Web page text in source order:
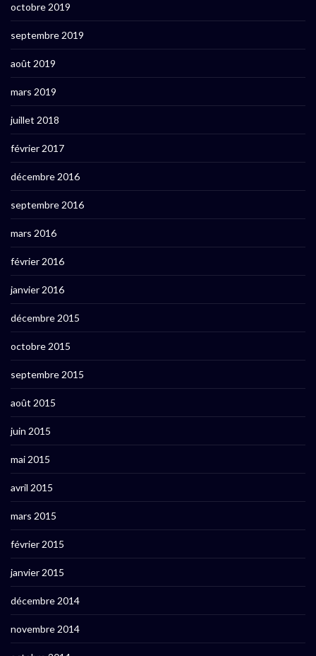
octobre 2019
septembre 2019
août 2019
mars 2019
juillet 2018
février 2017
décembre 2016
septembre 2016
mars 2016
février 2016
janvier 2016
décembre 2015
octobre 2015
septembre 2015
août 2015
juin 2015
mai 2015
avril 2015
mars 2015
février 2015
janvier 2015
décembre 2014
novembre 2014